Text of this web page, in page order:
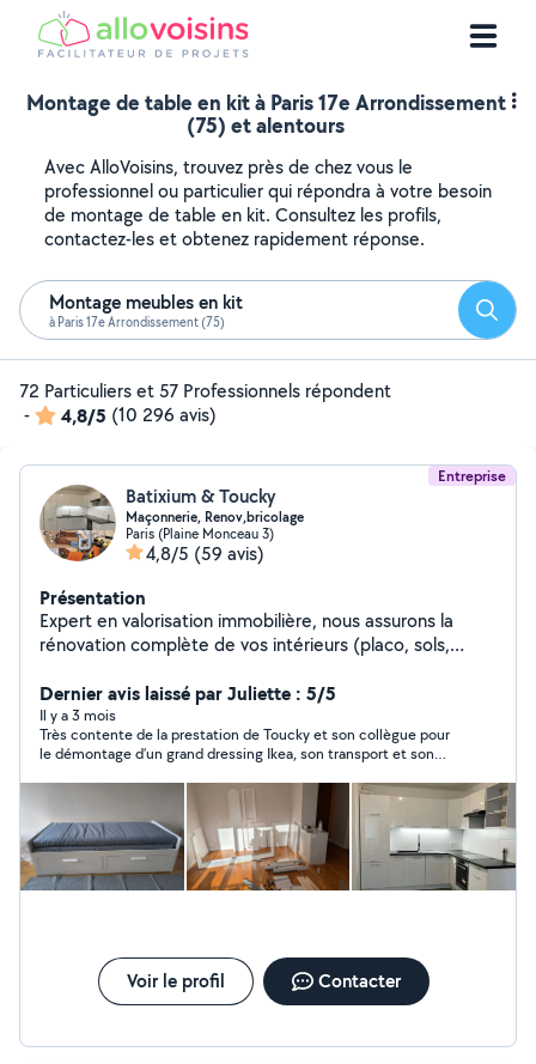
Montage de table en kit à Paris 17e Arrondissement
(75) et alentours
Avec AlloVoisins, trouvez près de chez vous le
professionnel ou particulier qui répondra à votre besoin
de montage de table en kit. Consultez les profils,
contactez-les et obtenez rapidement réponse.
Montage meubles en kit
à Paris 17e Arrondissement (75)
72 Particuliers et 57 Professionnels répondent
-
4,8/5 (10 296 avis)
Entreprise
Batixium & Toucky
Maçonnerie, Renov,bricolage
Paris (Plaine Monceau 3)
4,8/5 (59 avis)
Présentation
Expert en valorisation immobilière, nous assurons la
rénovation complète de vos intérieurs (placo, sols,
multimédias) avec une précision d'artisan. J'offre
également un service de conciergerie clé en main
incluant l'entretien rigoureux de vos biens Airbnb pour
garantir une expérience voyageur irréprochable.
Dernier avis laissé par Juliette : 5/5
Il y a 3 mois
Très contente de la prestation de Toucky et son collègue pour
le démontage d’un grand dressing Ikea, son transport et son
Voir le profil Contacter